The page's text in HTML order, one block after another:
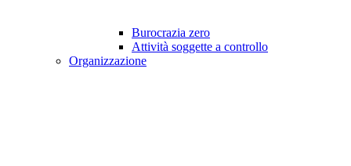
Burocrazia zero
Attività soggette a controllo
Organizzazione